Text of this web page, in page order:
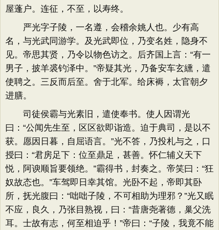
屋蓬户。连征，不至，以寿终。
严光字子陵，一名遵，会稽余姚人也。少有高
名，与光武同游学。及光武即位，乃变名姓，隐身不
见。帝思其贤，乃令以物色访之。后齐国上言：“有一
男子，披羊裘钓泽中。”帝疑其光，乃备安车玄纁，遣
使聘之。三反而后至。舍于北军。给床褥，太官朝夕
进膳。
司徒侯霸与光素旧，遣使奉书。使人因谓光
曰：“公闻先生至，区区欲即诣造。迫于典司，是以不
获。愿因日暮，自屈语言。”光不答，乃投札与之，口
授曰：“君房足下：位至鼎足，甚善。怀仁辅义天下
悦，阿谀顺旨要领绝。”霸得书，封奏之。帝笑曰：“狂
奴故态也。”车驾即日幸其馆。光卧不起，帝即其卧
所，抚光腹曰：“咄咄子陵，不可相助为理邪？”光又眠
不应，良久，乃张目熟视，曰：“昔唐尧著德，巢父洗
耳。士故有志，何至相迫乎！”帝曰：“子陵，我竟不能